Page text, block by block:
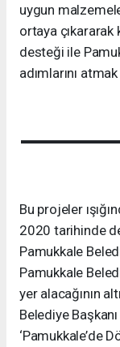
uygun
ortaya çıkararak
desteği ile
adımlarını
Bu projeler
2020 tarihinde
Pamukkale
Pamukkale
yer alacağının
Belediye Başkanı
‘Pamukkale’de